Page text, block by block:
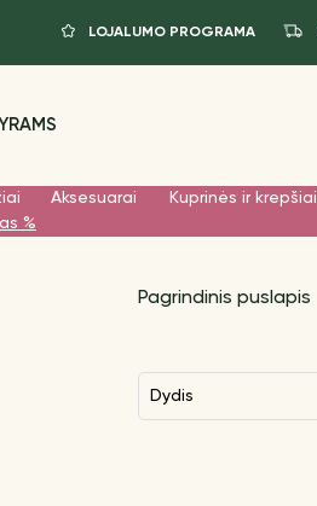
LOJALUMO PROGRAMA
Aksesuarai Kuprinės ir krepšiai
%
Pagrindinis puslapis
Dydis